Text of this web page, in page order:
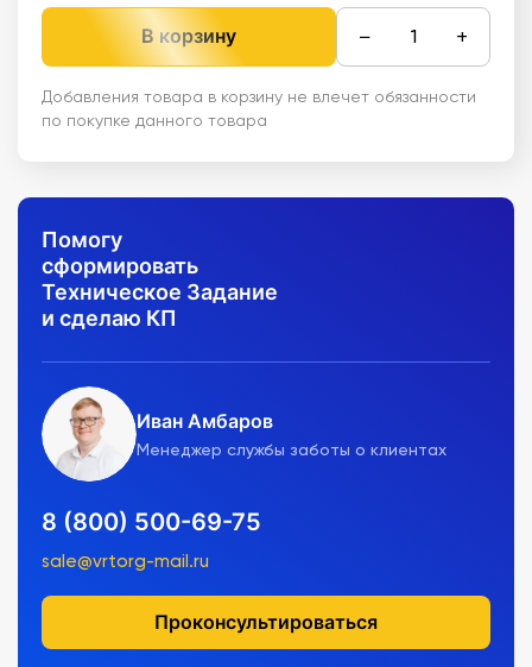
В корзину − +
Добавления товара в корзину не влечет обязанности
по покупке данного товара
Помогу
сформировать
Техническое Задание
и сделаю КП
Иван Амбаров
Менеджер службы заботы о клиентах
8 (800) 500-69-75
sale@vrtorg-mail.ru
Проконсультироваться